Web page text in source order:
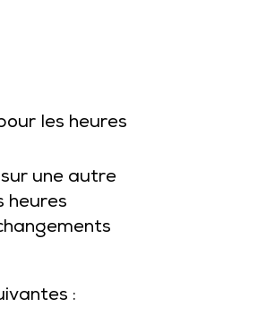
les heures
une autre
heures
: